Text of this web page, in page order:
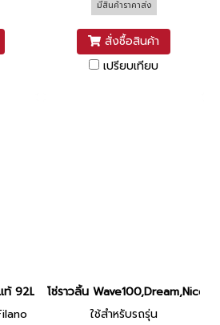
มีสินค้าราคาส่ง
สั่งซื้อสินค้า
เปรียบเทียบ
ท้ 92L ยี่ห้อ Yamaha
โซ่ราวลิ้น
ใช้สำหรับรถรุ่น